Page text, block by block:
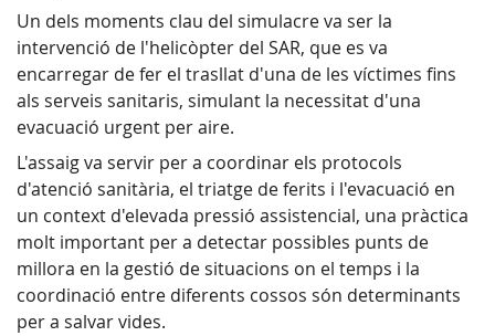
Un dels moments clau del simulacre va ser la
intervenció de l'helicòpter del SAR, que es va
encarregar de fer el trasllat d'una de les víctimes fins
als serveis sanitaris, simulant la necessitat d'una
evacuació urgent per aire.
L'assaig va servir per a coordinar els protocols
d'atenció sanitària, el triatge de ferits i l'evacuació en
un context d'elevada pressió assistencial, una pràctica
molt important per a detectar possibles punts de
millora en la gestió de situacions on el temps i la
coordinació entre diferents cossos són determinants
per a salvar vides.